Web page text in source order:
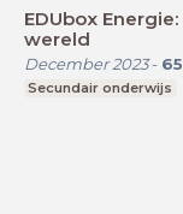
EDUbox
wereld
December 2023- 65
Secundair onderwijs